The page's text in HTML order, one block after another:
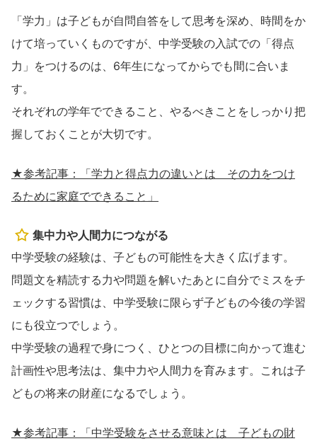
「学力」は子どもが自問自答をして思考を深め、時間をか
けて培っていくものですが、中学受験の入試での「得点
力」をつけるのは、6年生になってからでも間に合いま
す。
それぞれの学年でできること、やるべきことをしっかり把
握しておくことが大切です。
★参考記事：「学力と得点力の違いとは その力をつけ
るために家庭でできること」
集中力や人間力につながる
中学受験の経験は、子どもの可能性を大きく広げます。
問題文を精読する力や問題を解いたあとに自分でミスをチ
ェックする習慣は、中学受験に限らず子どもの今後の学習
にも役立つでしょう。
中学受験の過程で身につく、ひとつの目標に向かって進む
計画性や思考法は、集中力や人間力を育みます。これは子
どもの将来の財産になるでしょう。
★参考記事：「中学受験をさせる意味とは 子どもの財